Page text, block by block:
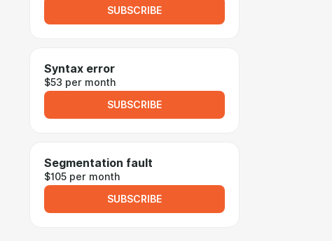
SUBSCRIBE
Syntax error
$53 per month
SUBSCRIBE
Segmentation fault
$105 per month
SUBSCRIBE